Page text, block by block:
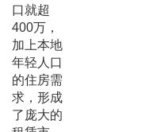
口就超
400万，
加上本地
年轻人口
的住房需
求，形成
了庞大的